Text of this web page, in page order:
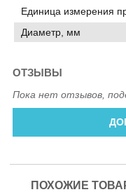
Единица измерения
Диаметр, мм
ОТЗЫВЫ
Пока нет отзывов,
ПОХОЖИЕ